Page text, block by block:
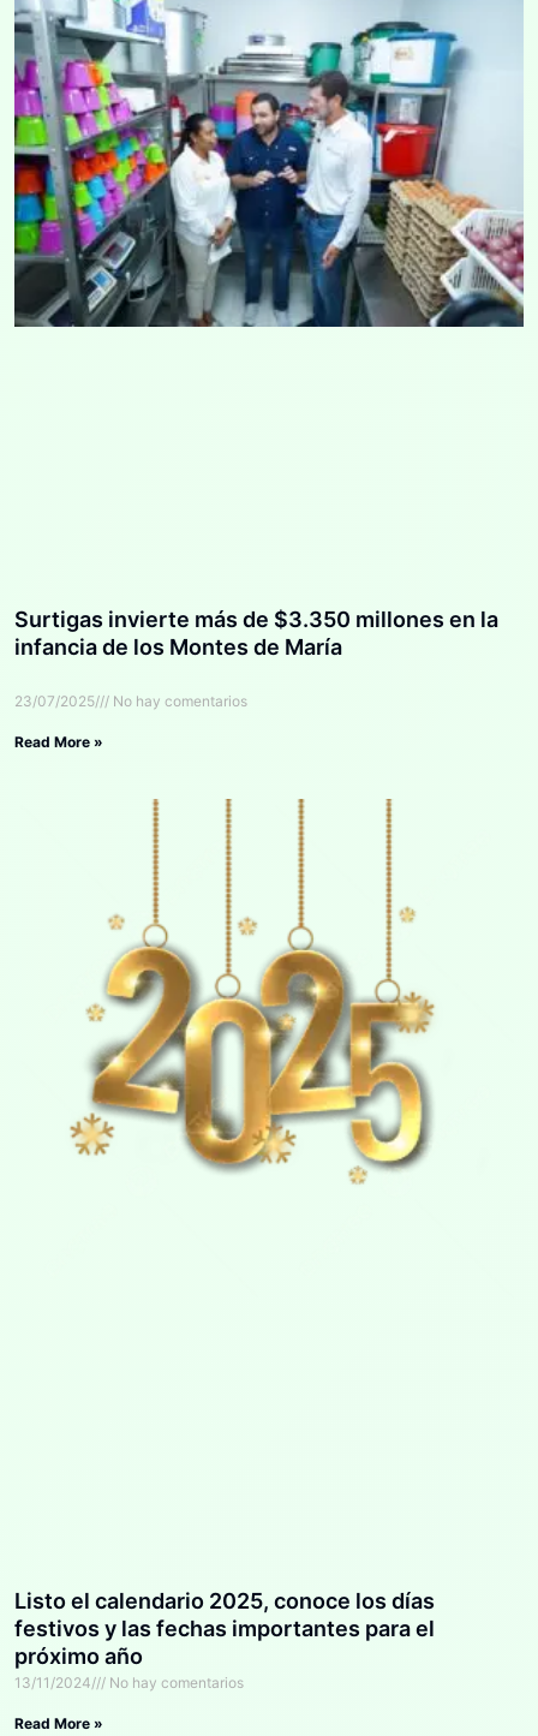
Surtigas invierte más de $3.350 millones en la
infancia de los Montes de María
23/07/2025 No hay comentarios
Read More »
Listo el calendario 2025, conoce los días
festivos y las fechas importantes para el
próximo año
13/11/2024 No hay comentarios
Read More »